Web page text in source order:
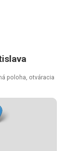
poloha, otváracia